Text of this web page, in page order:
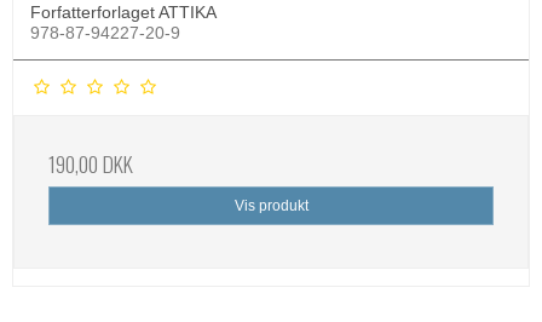
Forfatterforlaget ATTIKA
978-87-94227-20-9
190,00 DKK
Vis produkt